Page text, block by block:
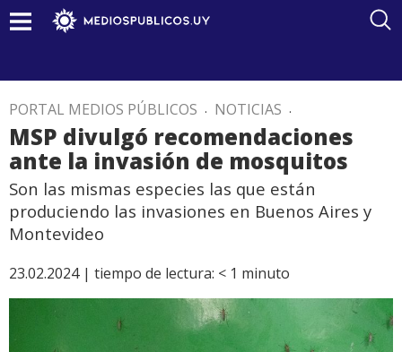
PORTAL MEDIOS PÚBLICOS . NOTICIAS .
MSP divulgó recomendaciones
ante la invasión de mosquitos
Son las mismas especies las que están
produciendo las invasiones en Buenos Aires y
Montevideo
23.02.2024 | tiempo de lectura: < 1 minuto